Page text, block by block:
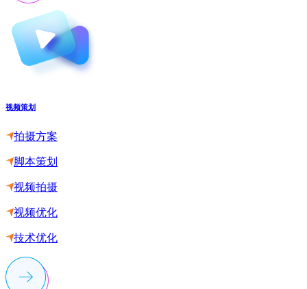
视频策划
拍摄方案
脚本策划
视频拍摄
视频优化
技术优化